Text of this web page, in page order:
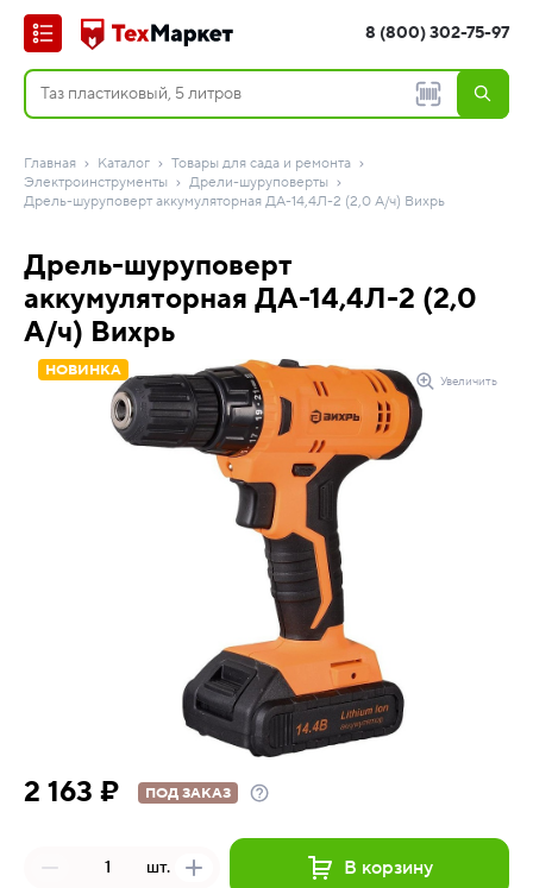
8 (800) 302-75-97
Главная Каталог
Товары для сада и ремонта
Электроинструменты
Дрели-шуруповерты
Дрель-шуруповерт аккумуляторная ДА-14,4Л-2 (2,0 А/ч) Вихрь
Дрель-шуруповерт
аккумуляторная ДА-14,4Л-2 (2,0
А/ч) Вихрь
НОВИНКА
Увеличить
2 163 ₽ ПОД ЗАКАЗ
шт. В корзину